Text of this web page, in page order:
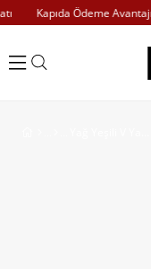
Kapıda Ödeme Avantajı